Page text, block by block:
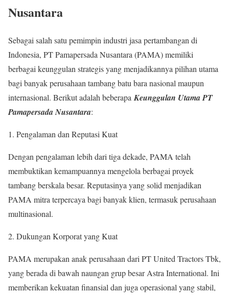
Nusantara
Sebagai salah satu pemimpin industri jasa pertambangan di
Indonesia, PT Pamapersada Nusantara (PAMA) memiliki
berbagai keunggulan strategis yang menjadikannya pilihan utama
bagi banyak perusahaan tambang batu bara nasional maupun
internasional. Berikut adalah beberapa Keunggulan Utama PT
Pamapersada Nusantara:
Pengalaman dan Reputasi Kuat
Dengan pengalaman lebih dari tiga dekade, PAMA telah
membuktikan kemampuannya mengelola berbagai proyek
tambang berskala besar. Reputasinya yang solid menjadikan
PAMA mitra terpercaya bagi banyak klien, termasuk perusahaan
multinasional.
Dukungan Korporat yang Kuat
PAMA merupakan anak perusahaan dari PT United Tractors Tbk,
yang berada di bawah naungan grup besar Astra International. Ini
memberikan kekuatan finansial dan juga operasional yang stabil,